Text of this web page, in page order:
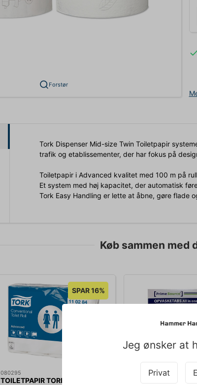
Jeg ønsker at
Privat
Forstør
Tork Dispenser Mid-size Twin Toiletpapir
trafik og etablissementer, der har fokus på
Toiletpapir i Advanced kvalitet med 100 m på
Et system med høj kapacitet, der automatisk
Tork Easy Handling er lette at åbne, gøre flade
Køb sammen med
SPAR 16%
080295
TOILETPAPIR TORK ADVANCED
080324